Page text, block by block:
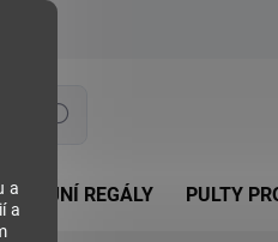
a
a
Hledat
REGÁLY PULTY